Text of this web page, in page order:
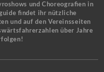
und Choreografien in
findet ihr nützliche
und auf den Vereinsseiten
über Jahre